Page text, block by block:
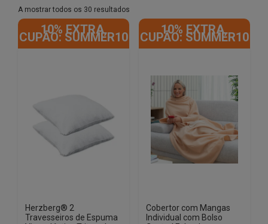
A mostrar todos os 30 resultados
latest
10% EXTRA,
CUPÃO: SUMMER10
Herzberg® 2
Travesseiros de Espuma
10% EXTRA,
CUPÃO: SUMMER10
Cobertor com Mangas
Individual com Bolso